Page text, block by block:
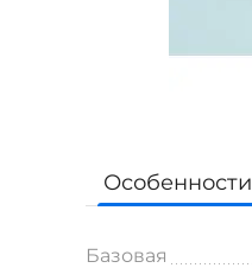
Особенности
Базовая